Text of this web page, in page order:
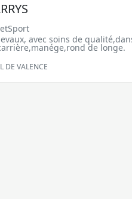
avec soins de
de longe.
DE VALENCE